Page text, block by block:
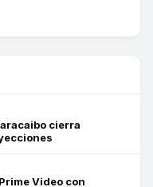
cierra
Video con